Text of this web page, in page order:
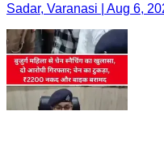
Sadar, Varanasi | Aug 6,